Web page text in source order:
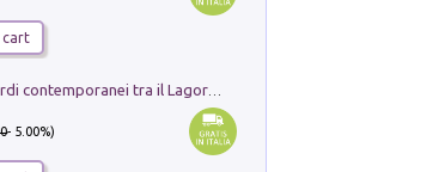
cart
- 5.00%)